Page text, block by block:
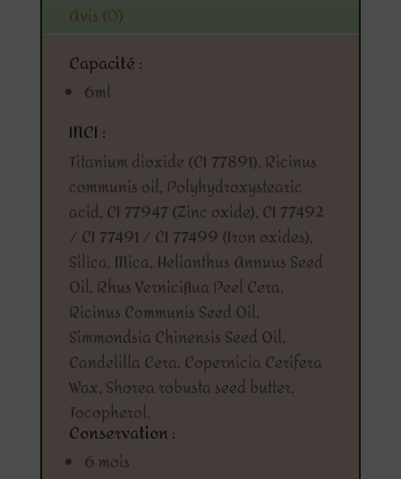
Avis (0)
Capacité :
6ml
INCI :
Titanium dioxide (CI 77891), Ricinus
communis oil, Polyhydroxystearic
acid, CI 77947 (Zinc oxide), CI 77492
/ CI 77491 / CI 77499 (Iron oxides),
Silica, Mica, Helianthus Annuus Seed
Oil, Rhus Verniciflua Peel Cera,
Ricinus Communis Seed Oil,
Simmondsia Chinensis Seed Oil,
Candelilla Cera, Copernicia Cerifera
Wax, Shorea robusta seed butter,
Tocopherol.
Conservation :
6 mois